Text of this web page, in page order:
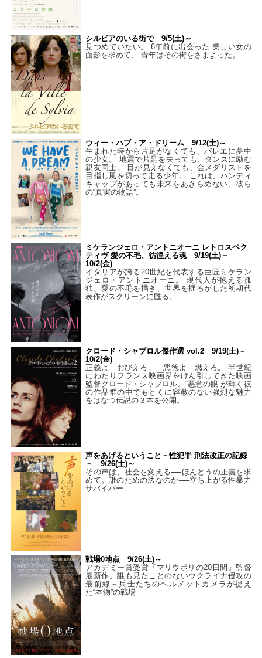
シルビアのいる街で 9/5(土)～
見つめていたい。 6年前に出会った 美しい女の
面影を求めて、 青年はその街をさまよった。
ウィー・ハブ・ア・ドリーム 9/12(土)～
生まれた時から片足がなくても、バレエに夢中
の少女。 地震で片足を失っても、ダンスに励む
親友同士。 目が見えなくても、金メダリストを
目指し風を切って走る少年。 これは、ハンディ
キャップがあっても未来をあきらめない、彼ら
の“真実の物語”。
ミケランジェロ・アントニオーニ レトロスペク
ティヴ 愛の不毛、彷徨える魂 9/19(土)－
10/2(金)
イタリアが誇る20世紀を代表する巨匠ミケラン
ジェロ・アントニオーニ。 現代人が抱える孤
独、愛の不毛を描き、世界を揺るがした初期代
表作がスクリーンに甦る。
クロード・シャブロル傑作選 vol.2 9/19(土)－
10/2(金)
正義よ おびえろ。 悪徳よ 燃えろ。 半世紀
にわたりフランス映画界をけん引してきた映画
監督クロード・シャブロル。“悪意の眼”が輝く彼
の作品群の中でもとくに容赦のない強烈な魅力
をはなつ伝説の３本を公開。
声をあげるということ－性犯罪 刑法改正の記録
－ 9/26(土)～
その声は、社会を変える──ほんとうの正義を求
めて。誰のための法なのか──立ち上がる性暴力
サバイバー
戦場0地点 9/26(土)～
アカデミー賞受賞『マリウポリの20日間』監督
最新作。誰も見たことのないウクライナ侵攻の
最前線－兵士たちのヘルメットカメラが捉え
た“本物”の戦場